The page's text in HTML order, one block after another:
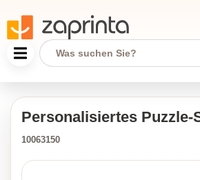
Personalisiertes Puzzle-
10063150